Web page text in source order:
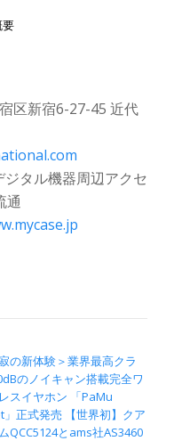
要
区新宿6-27-45 近代
タル機器周辺アクセ
通
の新体験＞業界最高クラ
のノイキャン搭載完全ワ
スイヤホン 「PaMu
正式発売 【世界初】クア
QCC5124とams社AS3460